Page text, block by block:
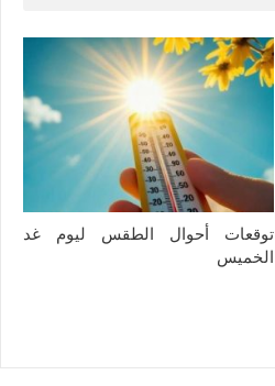
توقعات أحوال الطقس ليوم غد
الخميس